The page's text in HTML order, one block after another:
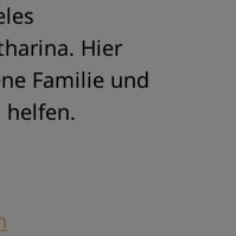
Hier
Familie und
helfen.